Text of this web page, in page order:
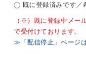
既に登録済みです／
（※）既に登録中メー
で受付けております。
≫「配信停止」ページ